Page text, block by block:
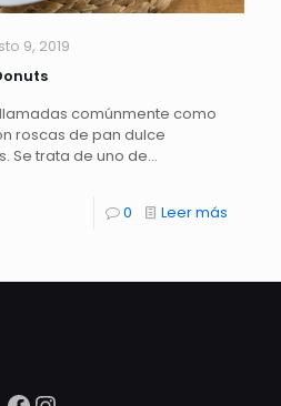
9, 2019
comúnmente como
roscas de pan dulce
Se trata de uno de…
0 Leer más